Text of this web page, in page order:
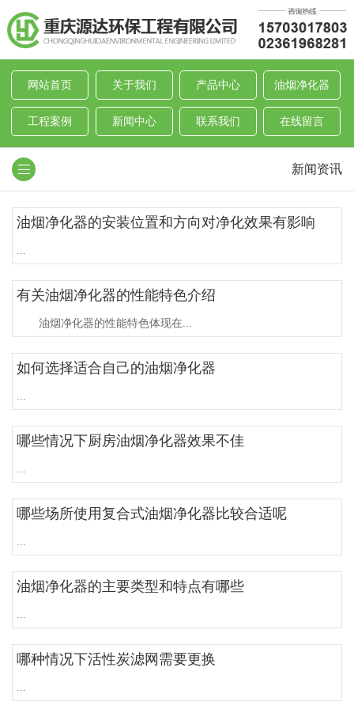
网站首页 关于我们 产品中心 油烟净化器
工程案例 新闻中心 联系我们 在线留言
新闻资讯
油烟净化器的安装位置和方向对净化效果有影响
有关油烟净化器的性能特色介绍
油烟净化器的性能特色体现在...
如何选择适合自己的油烟净化器
哪些情况下厨房油烟净化器效果不佳
哪些场所使用复合式油烟净化器比较合适呢
油烟净化器的主要类型和特点有哪些
哪种情况下活性炭滤网需要更换